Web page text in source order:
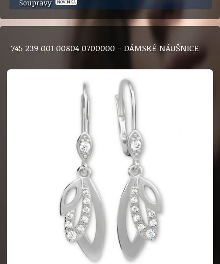
Soupravy
NOVINKA
745 239 001 00804 0700000 - DÁMSKÉ NÁUŠNICE